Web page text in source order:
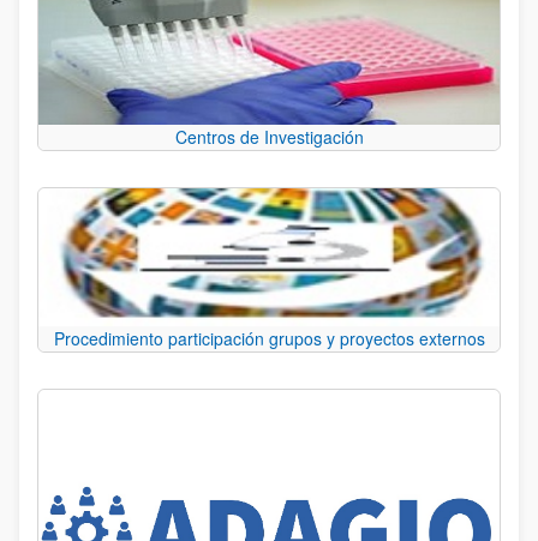
Centros de Investigación
Procedimiento participación grupos y proyectos externos